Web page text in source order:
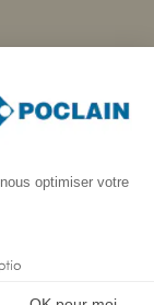
SÉCURITÉ
optimiser votre